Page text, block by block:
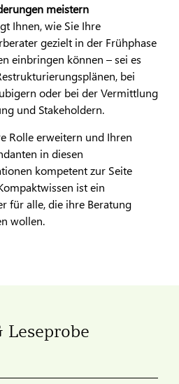
meistern
Ihnen, wie Sie Ihre
gezielt in der Frühphase
einbringen können – sei es
bei
oder bei der Vermittlung
und Stakeholdern.
Rolle erweitern und Ihren
in diesen
kompetent zur Seite
ist ein
für alle, die ihre Beratung
wollen.
Leseprobe